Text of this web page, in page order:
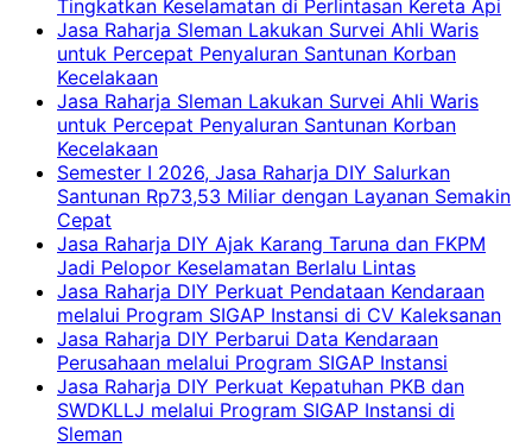
Tingkatkan Keselamatan di Perlintasan Kereta Api
Jasa Raharja Sleman Lakukan Survei Ahli Waris
untuk Percepat Penyaluran Santunan Korban
Kecelakaan
Jasa Raharja Sleman Lakukan Survei Ahli Waris
untuk Percepat Penyaluran Santunan Korban
Kecelakaan
Semester I 2026, Jasa Raharja DIY Salurkan
Santunan Rp73,53 Miliar dengan Layanan Semakin
Cepat
Jasa Raharja DIY Ajak Karang Taruna dan FKPM
Jadi Pelopor Keselamatan Berlalu Lintas
Jasa Raharja DIY Perkuat Pendataan Kendaraan
melalui Program SIGAP Instansi di CV Kaleksanan
Jasa Raharja DIY Perbarui Data Kendaraan
Perusahaan melalui Program SIGAP Instansi
Jasa Raharja DIY Perkuat Kepatuhan PKB dan
SWDKLLJ melalui Program SIGAP Instansi di
Sleman